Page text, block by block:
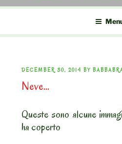
POSTED
ON
DECEMBER 30, 2014 BY
Neve…
Queste sono alcune
ha coperto